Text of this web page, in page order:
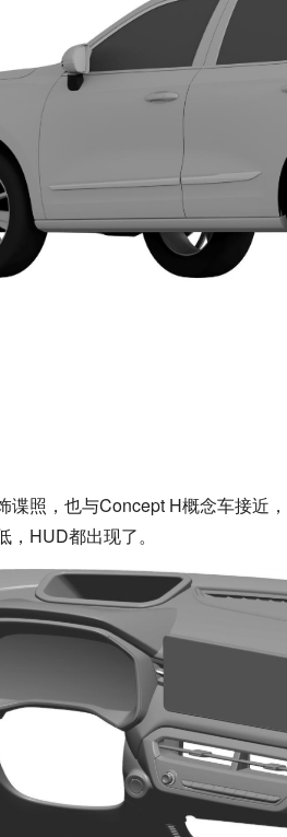
谍照，也与Concept H概念车接近
HUD都出现了。